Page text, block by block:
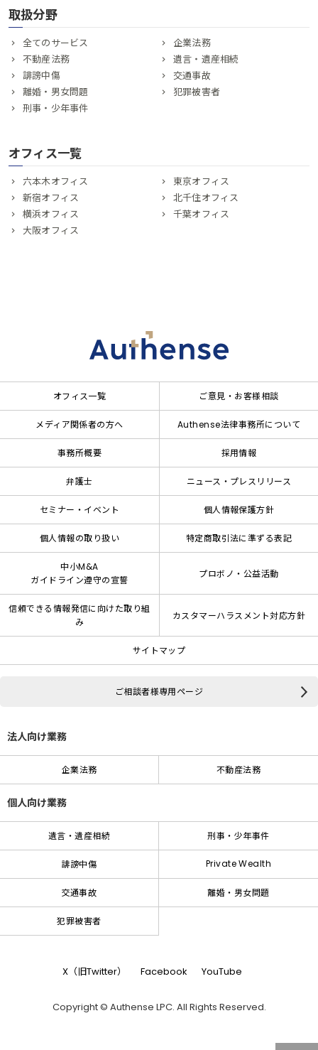
取扱分野
全てのサービス
企業法務
不動産法務
遺言・遺産相続
誹謗中傷
交通事故
離婚・男女問題
犯罪被害者
刑事・少年事件
オフィス一覧
六本木オフィス
東京オフィス
新宿オフィス
北千住オフィス
横浜オフィス
千葉オフィス
大阪オフィス
オフィス一覧 ご意見・お客様相談
メディア関係者の方へ Authense法律事務所について
事務所概要 採用情報
弁護士 ニュース・プレスリリース
セミナー・イベント 個人情報保護方針
個人情報の取り扱い 特定商取引法に準ずる表記
中小M&A
ガイドライン遵守の宣誓
プロボノ・公益活動
信頼できる情報発信に向けた取り組
み
カスタマーハラスメント対応方針
サイトマップ
ご相談者様専用ページ
法人向け業務
企業法務 不動産法務
個人向け業務
遺言・遺産相続 刑事・少年事件
誹謗中傷 Private Wealth
交通事故 離婚・男女問題
犯罪被害者
X（旧Twitter） Facebook YouTube
Copyright © Authense LPC. All Rights Reserved.